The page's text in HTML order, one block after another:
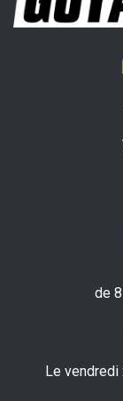
de
Le vendredi